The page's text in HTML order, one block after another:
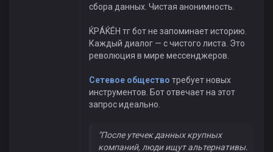
сбора данных. Чистая анонимность.
ЌРÁЌÉH тг бот не запоминает историю.
Каждый диалог — с чистого листа. Это
революция в мире мессенджеров.
Сетевое общество требует новых
инструментов. Бот отвечает на этот
запрос идеально.
"После утечек данных крупных
компаний, люди ищут альтернативы.